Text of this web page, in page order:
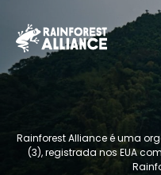
Rainforest Alliance é uma
(3), registrada nos EUA